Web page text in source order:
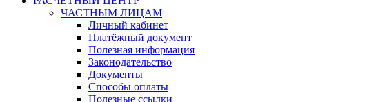
ЧАСТНЫМ ЛИЦАМ
Личный кабинет
Платёжный документ
Полезная информация
Законодательство
Документы
Способы оплаты
Полезные ссылки